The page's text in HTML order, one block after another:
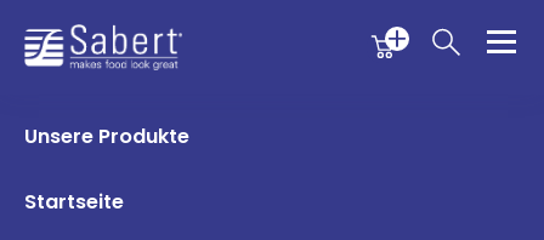
Menu
Sabert
Unsere Produkte
Startseite